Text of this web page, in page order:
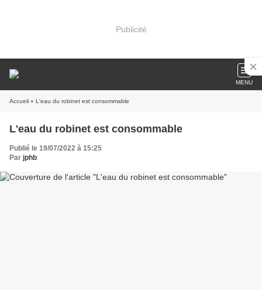
Publicité
MENU
Accueil » L'eau du robinet est consommable
L'eau du robinet est consommable
Publié le 19/07/2022 à 15:25
Par jphb